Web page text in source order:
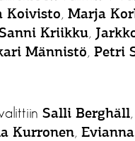
Koivisto, Marja
Kriikku,
Männistö, Petri
Salli Berghäll,
Kurronen, Evianna